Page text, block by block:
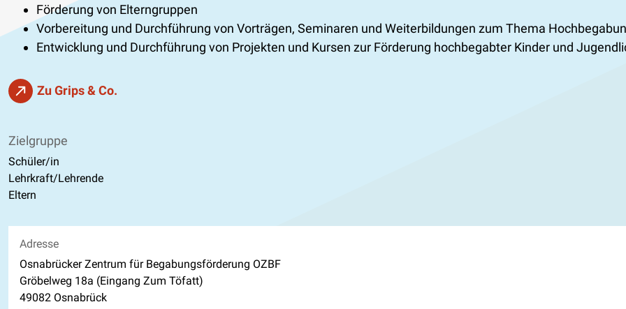
Förderung von Elterngruppen
Vorbereitung und Durchführung von Vorträgen, Seminaren und Weiterbildungen zum Thema
Entwicklung und Durchführung von Projekten und Kursen zur Förderung hochbegabter Kinder und
Zu Grips & Co.
Zielgruppe
Schüler/in
Lehrkraft/Lehrende
Eltern
Adresse
Osnabrücker Zentrum für Begabungsförderung OZBF
Gröbelweg 18a (Eingang Zum Töfatt)
49082 Osnabrück